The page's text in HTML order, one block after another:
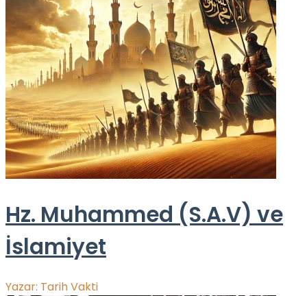
Hz. Muhammed (S.A.V) ve
İslamiyet
Yazar: Tarih Vakti